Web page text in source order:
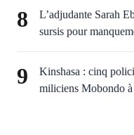
8
L’adjudante Sarah
sursis pour
9
Kinshasa : cinq
miliciens Mobondo